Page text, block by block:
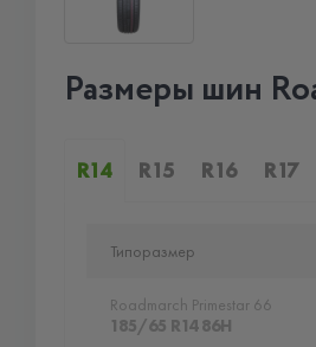
Размеры шин
R14 R15 R16 R17
Типоразмер
Roadmarch Primestar 66
185/65 R14 86H